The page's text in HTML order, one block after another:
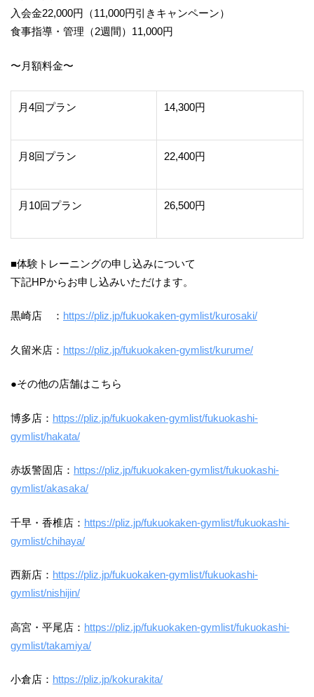
入会金22,000円（11,000円引きキャンペーン）
食事指導・管理（2週間）11,000円
〜月額料金〜
月4回プラン 14,300円
月8回プラン 22,400円
月10回プラン 26,500円
■体験トレーニングの申し込みについて
下記HPからお申し込みいただけます。
黒崎店 ： https://pliz.jp/fukuokaken-gymlist/kurosaki/
久留米店： https://pliz.jp/fukuokaken-gymlist/kurume/
●その他の店舗はこちら
博多店： https://pliz.jp/fukuokaken-gymlist/fukuokashi-
gymlist/hakata/
赤坂警固店： https://pliz.jp/fukuokaken-gymlist/fukuokashi-
gymlist/akasaka/
千早・香椎店： https://pliz.jp/fukuokaken-gymlist/fukuokashi-
gymlist/chihaya/
西新店： https://pliz.jp/fukuokaken-gymlist/fukuokashi-
gymlist/nishijin/
高宮・平尾店： https://pliz.jp/fukuokaken-gymlist/fukuokashi-
gymlist/takamiya/
小倉店： https://pliz.jp/kokurakita/